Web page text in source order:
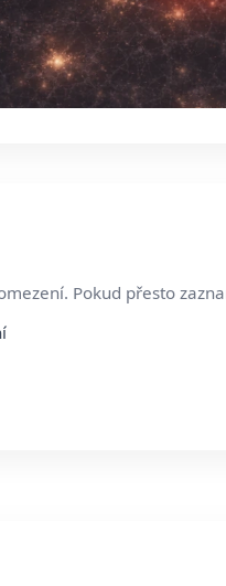
Pokud přesto